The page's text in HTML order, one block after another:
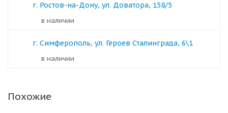
г. Ростов-на-Дону, ул. Доватора, 158/5
в наличии
г. Симферополь, ул. Героев Сталинграда, 6\1
в наличии
Похожие